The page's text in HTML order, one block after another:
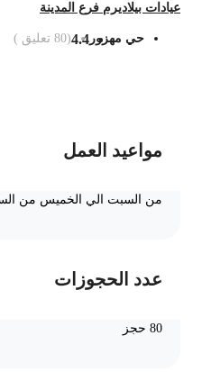
بيلاديرم فرع المدينة
حي مهزور4.4
(
80تعليق )
مواعيد العمل
من السبت الي الخميس من الساعه 12 م الي 10 م
عدد الحجوزات